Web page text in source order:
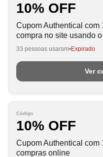
10% OFF
Cupom Authentical com
compra no site usando
33 pessoas usaram Expirado
Ver
Código
10% OFF
Cupom Authentical com
compras online